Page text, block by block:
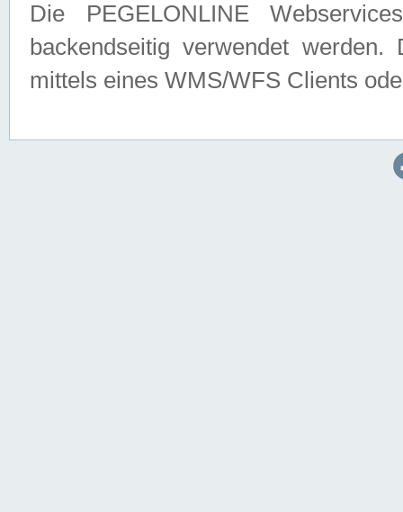
Die PEGELONLINE
backendseitig verwendet
mittels eines WMS/WFS Clients